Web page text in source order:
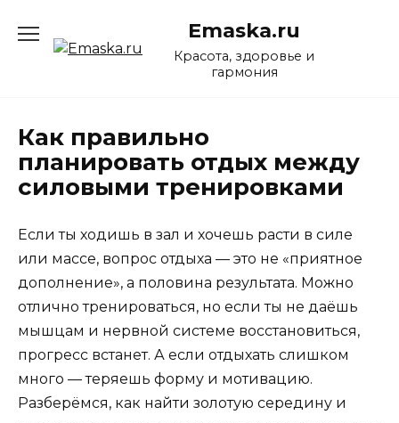
содержанию
Emaska.ru
Красота, здоровье и
гармония
Как правильно
планировать отдых между
силовыми тренировками
Если ты ходишь в зал и хочешь расти в силе
или массе, вопрос отдыха — это не «приятное
дополнение», а половина результата. Можно
отлично тренироваться, но если ты не даёшь
мышцам и нервной системе восстановиться,
прогресс встанет. А если отдыхать слишком
много — теряешь форму и мотивацию.
Разберёмся, как найти золотую середину и